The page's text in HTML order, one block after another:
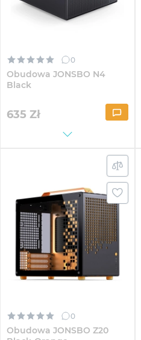
0
Obudowa JONSBO N4
Black
635 Zł
0
Obudowa JONSBO Z20